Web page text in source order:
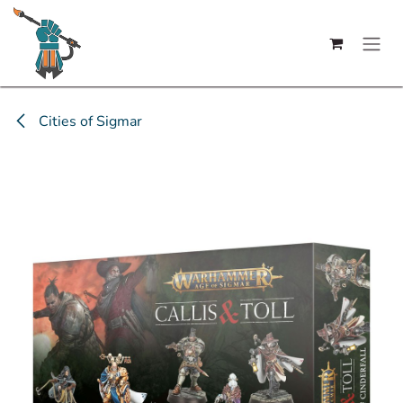
Se rendre au contenu
Cities of Sigmar